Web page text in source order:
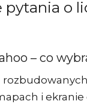
pytania o
– co
i ekranie